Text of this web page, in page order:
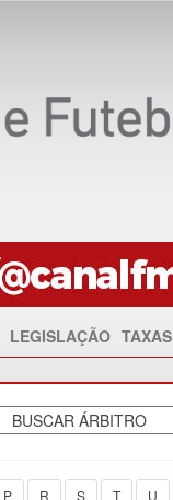
LEGISLAÇÃO TAXAS
P R S T U